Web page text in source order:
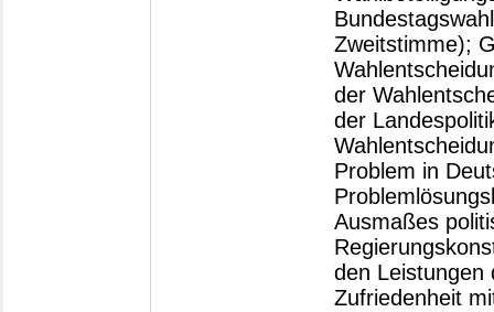
Zweitstimme);
der
der
Problem in
Ausmaßes
den Leistungen
Zufriedenheit